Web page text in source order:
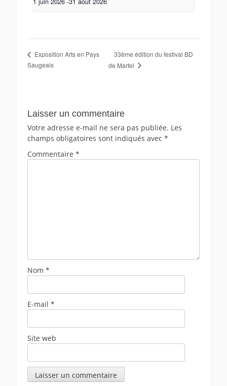
Exposition Arts en Pays
Saugeais
33ème édition du festival BD
de Martel
Laisser un commentaire
Votre adresse e-mail ne sera pas publiée. Les
champs obligatoires sont indiqués avec *
Commentaire *
Nom *
E-mail *
Site web